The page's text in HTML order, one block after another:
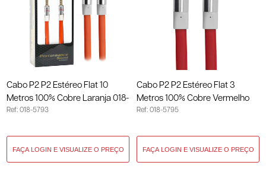
Cabo P2 P2 Estéreo Flat 10
Metros 100% Cobre Laranja 018-
5793
Ref: 018-5793
Cabo P2 P2 Estéreo Flat 3
Metros 100% Cobre Vermelho
018-5795
Ref: 018-5795